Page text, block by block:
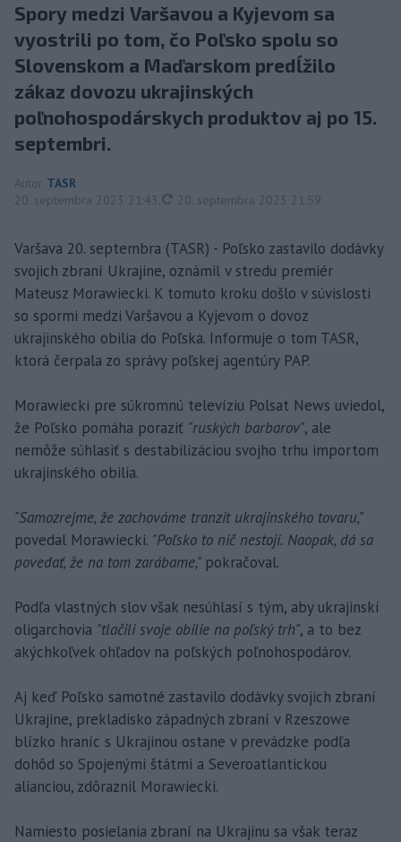
Spory medzi Varšavou a Kyjevom sa
vyostrili po tom, čo Poľsko spolu so
Slovenskom a Maďarskom predĺžilo
zákaz dovozu ukrajinských
poľnohospodárskych produktov aj po 15.
septembri.
Autor TASR
20. septembra 2023 21:43
aktualizované
20. septembra 2023 21:59
Varšava 20. septembra (TASR) - Poľsko zastavilo dodávky
svojich zbraní Ukrajine, oznámil v stredu premiér
Mateusz Morawiecki. K tomuto kroku došlo v súvislosti
so spormi medzi Varšavou a Kyjevom o dovoz
ukrajinského obilia do Poľska. Informuje o tom TASR,
ktorá čerpala zo správy poľskej agentúry PAP.
Morawiecki pre súkromnú televíziu Polsat News uviedol,
že Poľsko pomáha poraziť "ruských barbarov", ale
nemôže súhlasiť s destabilizáciou svojho trhu importom
ukrajinského obilia.
"Samozrejme, že zachováme tranzit ukrajinského tovaru,"
povedal Morawiecki. "Poľsko to nič nestojí. Naopak, dá sa
povedať, že na tom zarábame," pokračoval.
Podľa vlastných slov však nesúhlasí s tým, aby ukrajinskí
oligarchovia "tlačili svoje obilie na poľský trh", a to bez
akýchkoľvek ohľadov na poľských poľnohospodárov.
Aj keď Poľsko samotné zastavilo dodávky svojich zbraní
Ukrajine, prekladisko západných zbraní v Rzeszowe
blízko hraníc s Ukrajinou ostane v prevádzke podľa
dohôd so Spojenými štátmi a Severoatlantickou
alianciou, zdôraznil Morawiecki.
Namiesto posielania zbraní na Ukrajinu sa však teraz